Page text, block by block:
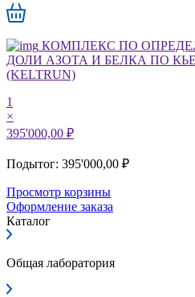
КОМПЛЕКС ПО
ДОЛИ АЗОТА И БЕЛКА ПО
(KELTRUN)
1
×
395'000,00 ₽
Подытог: 395'000,00 ₽
Просмотр корзины
Оформление заказа
Каталог
Общая лаборатория